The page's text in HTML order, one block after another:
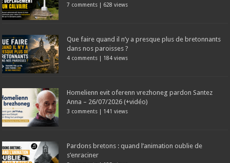
7 comments | 628 views
Que faire quand il n’y a presque plus de bretonnants
dans nos paroisses ?
4 comments | 184 views
Homelienn evit oferenn vrezhoneg pardon Santez
Anna – 26/07/2026 (+vidéo)
3 comments | 141 views
Pardons bretons : quand l’animation oublie de
s’enraciner